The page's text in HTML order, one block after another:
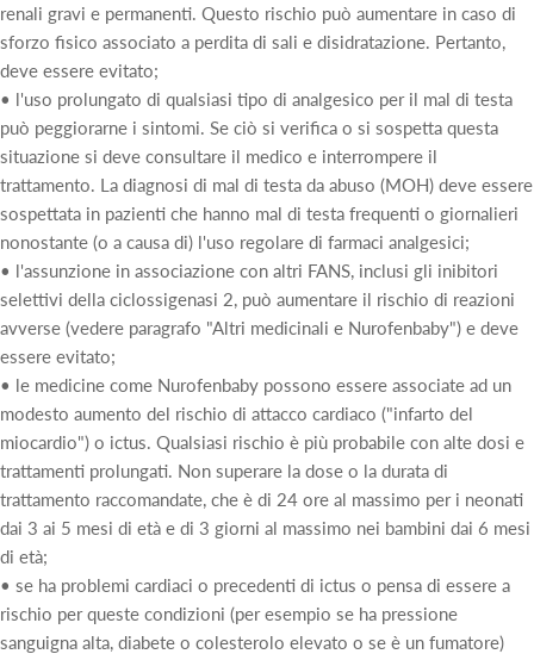
renali gravi e permanenti. Questo rischio può aumentare in caso di
sforzo fisico associato a perdita di sali e disidratazione. Pertanto,
deve essere evitato;
• l'uso prolungato di qualsiasi tipo di analgesico per il mal di testa
può peggiorarne i sintomi. Se ciò si verifica o si sospetta questa
situazione si deve consultare il medico e interrompere il
trattamento. La diagnosi di mal di testa da abuso (MOH) deve essere
sospettata in pazienti che hanno mal di testa frequenti o giornalieri
nonostante (o a causa di) l'uso regolare di farmaci analgesici;
• l'assunzione in associazione con altri FANS, inclusi gli inibitori
selettivi della ciclossigenasi 2, può aumentare il rischio di reazioni
avverse (vedere paragrafo "Altri medicinali e Nurofenbaby") e deve
essere evitato;
• le medicine come Nurofenbaby possono essere associate ad un
modesto aumento del rischio di attacco cardiaco ("infarto del
miocardio") o ictus. Qualsiasi rischio è più probabile con alte dosi e
trattamenti prolungati. Non superare la dose o la durata di
trattamento raccomandate, che è di 24 ore al massimo per i neonati
dai 3 ai 5 mesi di età e di 3 giorni al massimo nei bambini dai 6 mesi
di età;
• se ha problemi cardiaci o precedenti di ictus o pensa di essere a
rischio per queste condizioni (per esempio se ha pressione
sanguigna alta, diabete o colesterolo elevato o se è un fumatore)